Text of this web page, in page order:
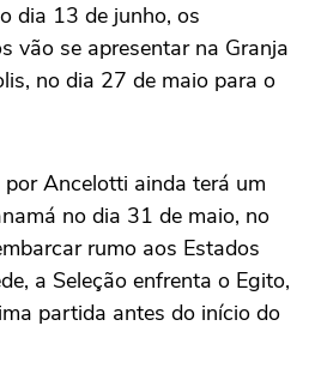
dia 13 de junho, os
vão se apresentar na Granja
no dia 27 de maio para o
Ancelotti ainda terá um
no dia 31 de maio, no
rumo aos Estados
a Seleção enfrenta o Egito,
partida antes do início do